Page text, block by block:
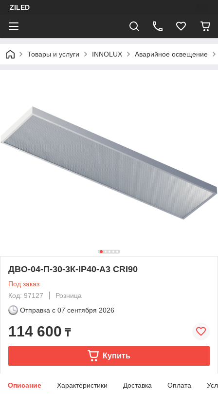
ZILED
Товары и услуги INNOLUX Аварийное освещение
ДВО-04-П-30-3К-IP40-А3 CRI90
Под заказ
Код: 97127
Розница
Отправка с 07 сентября 2026
114 600 ₸
Купить
Описание Характеристики Доставка Оплата